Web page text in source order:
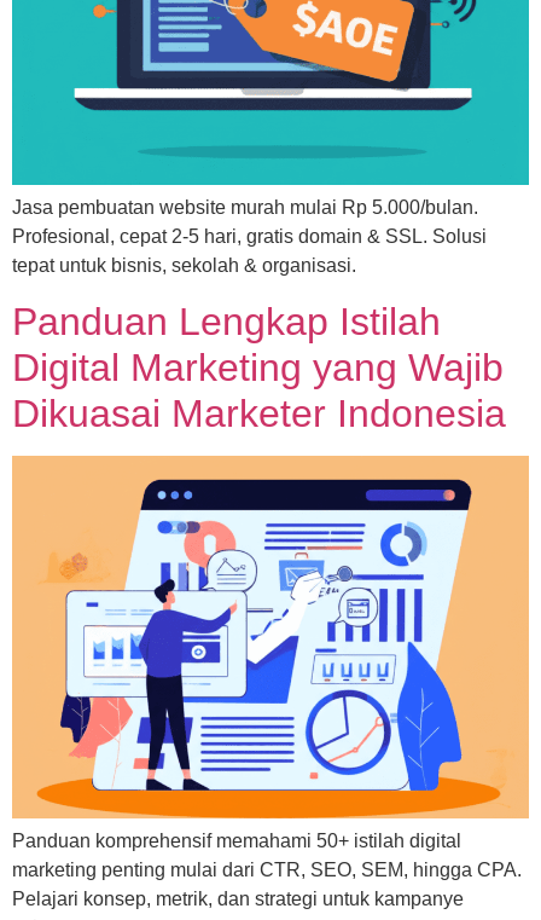
Jasa pembuatan website murah mulai Rp 5.000/bulan.
Profesional, cepat 2-5 hari, gratis domain & SSL. Solusi
tepat untuk bisnis, sekolah & organisasi.
Panduan Lengkap Istilah
Digital Marketing yang Wajib
Dikuasai Marketer Indonesia
Panduan komprehensif memahami 50+ istilah digital
marketing penting mulai dari CTR, SEO, SEM, hingga CPA.
Pelajari konsep, metrik, dan strategi untuk kampanye
sukses.